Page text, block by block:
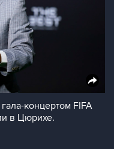
концертом FIFA
в Цюрихе.